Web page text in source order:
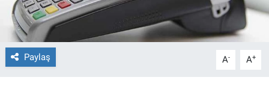
Paylaş A- A+
Gün Bitiyor
Gün Ortası